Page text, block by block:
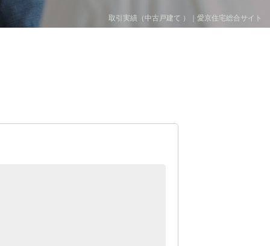
取引実績（中古戸建て ）｜愛京住宅総合サイト